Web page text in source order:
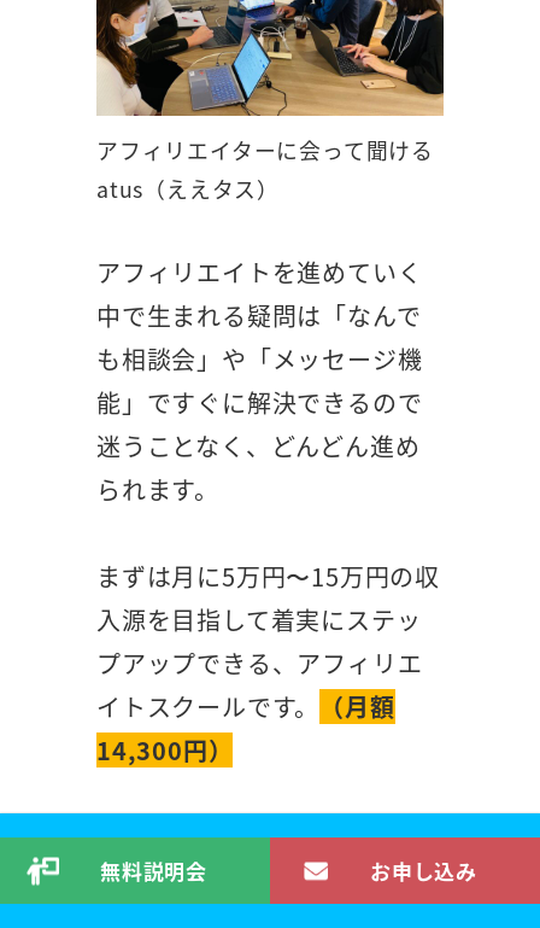
アフィリエイターに会って聞ける
atus（ええタス）
アフィリエイトを進めていく
中で生まれる疑問は「なんで
も相談会」や「メッセージ機
能」ですぐに解決できるので
迷うことなく、どんどん進め
られます。
まずは月に5万円〜15万円の収
入源を目指して着実にステッ
プアップできる、アフィリエ
イトスクールです。
（月額
14,300円）
投資で月15万円
無料説明会 お申し込み